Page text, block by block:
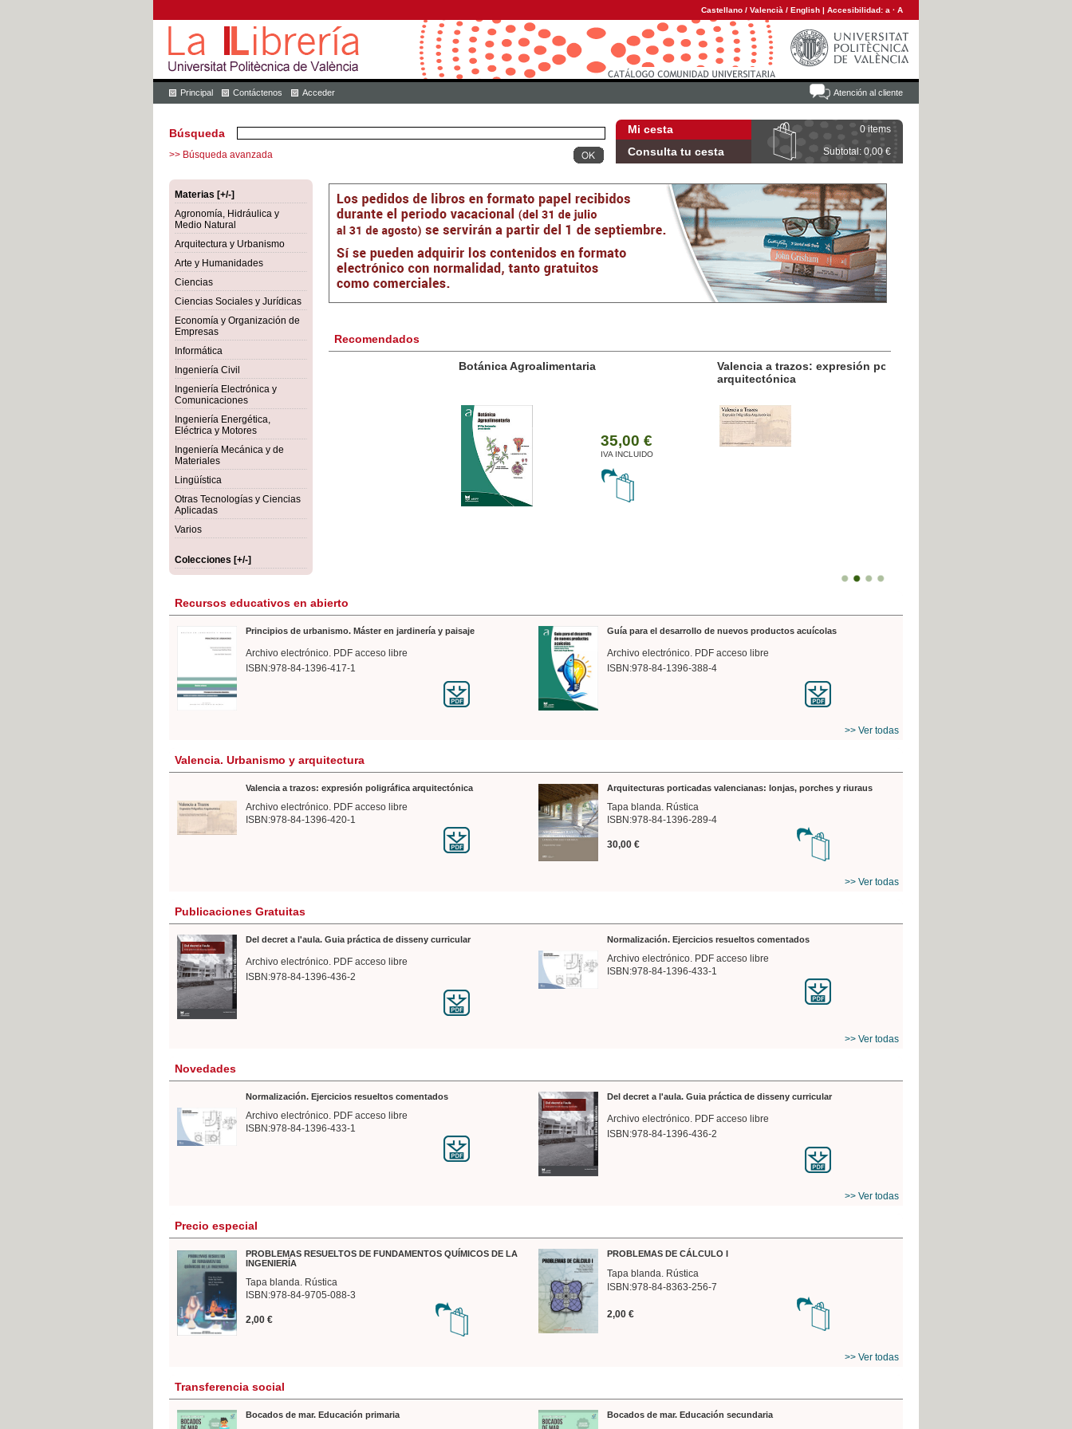
Castellano / Valencià / English | Accesibilidad: a · A
Atención al cliente
Principal Contáctenos Acceder
Mi cesta 0 items
Consulta tu cesta Subtotal: 0,00 €
Búsqueda
>> Búsqueda avanzada
Materias [+/-]
Agronomía, Hidráulica y
Medio Natural
Arquitectura y Urbanismo
Arte y Humanidades
Ciencias
Ciencias Sociales y Jurídicas
Economía y Organización de
Empresas
Informática
Ingeniería Civil
Ingeniería Electrónica y
Comunicaciones
Ingeniería Energética,
Eléctrica y Motores
Ingeniería Mecánica y de
Materiales
Lingüística
Otras Tecnologías y Ciencias
Aplicadas
Varios
Colecciones [+/-]
Recomendados
Botánica Agroalimentaria
35,00 €
IVA INCLUIDO
Valencia a trazos: expresión poligráfica
Recursos educativos en abierto
Principios de urbanismo. Máster en jardinería y paisaje
Archivo electrónico. PDF acceso libre
ISBN:978-84-1396-417-1
Guía para el desarrollo de nuevos productos acuícolas
Archivo electrónico. PDF acceso libre
ISBN:978-84-1396-388-4
>> Ver todas
Valencia. Urbanismo y arquitectura
Valencia a trazos: expresión poligráfica arquitectónica
Archivo electrónico. PDF acceso libre
ISBN:978-84-1396-420-1
Arquitecturas porticadas valencianas: lonjas, porches y riuraus
Tapa blanda. Rústica
ISBN:978-84-1396-289-4
30,00 €
>> Ver todas
Publicaciones Gratuitas
Del decret a l'aula. Guia práctica de disseny curricular
Archivo electrónico. PDF acceso libre
ISBN:978-84-1396-436-2
Normalización. Ejercicios resueltos comentados
Archivo electrónico. PDF acceso libre
ISBN:978-84-1396-433-1
>> Ver todas
Novedades
Normalización. Ejercicios resueltos comentados
Archivo electrónico. PDF acceso libre
ISBN:978-84-1396-433-1
Del decret a l'aula. Guia práctica de disseny curricular
Archivo electrónico. PDF acceso libre
ISBN:978-84-1396-436-2
>> Ver todas
Precio especial
PROBLEMAS RESUELTOS DE FUNDAMENTOS QUÍMICOS DE LA
INGENIERÍA
Tapa blanda. Rústica
ISBN:978-84-9705-088-3
2,00 €
PROBLEMAS DE CÁLCULO I
Tapa blanda. Rústica
ISBN:978-84-8363-256-7
2,00 €
>> Ver todas
Transferencia social
Bocados de mar. Educación primaria Bocados de mar. Educación secundaria